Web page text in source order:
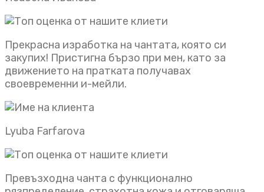
Прекрасна изработка на чантата, която си
закупих! Пристигна бързо при мен, като за
движението на пратката получавах
своевременни и-мейли.
Lyuba Farfarova
Превъзходна чанта с функционално